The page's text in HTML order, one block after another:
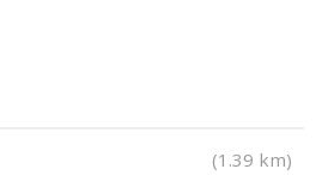
(1.39 km)